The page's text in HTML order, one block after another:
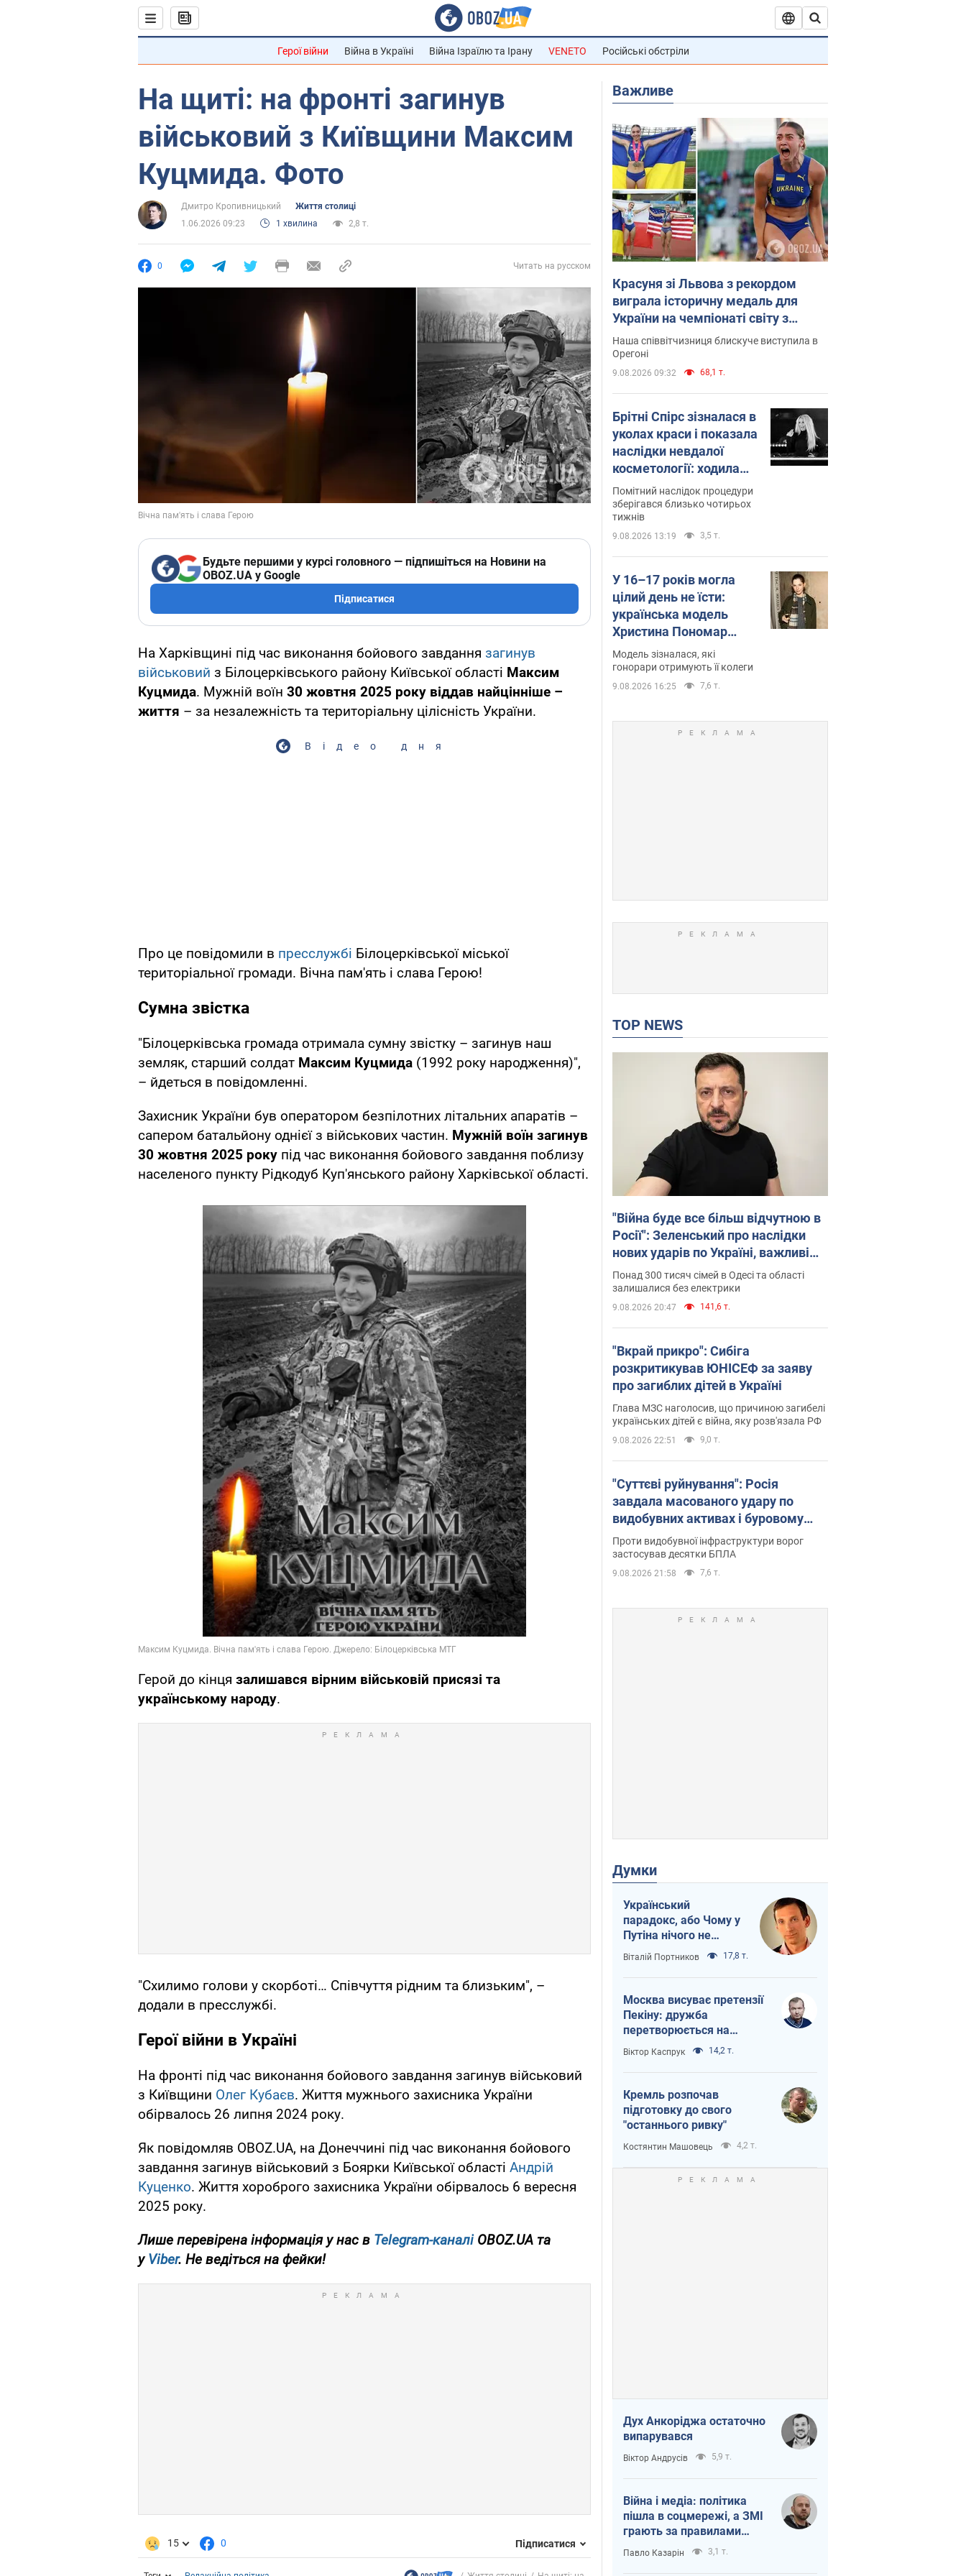
Герої війни Війна в Україні Війна Ізраїлю та Ірану VENETO Російські обстріли
На щиті: на фронті загинув
військовий з Київщини Максим
Куцмида. Фото
Дмитро Кропивницький
Життя столиці
1.06.2026 09:23
1 хвилина 2,8 т.
0 Читать на русском
Будьте першими у курсі головного — підпишіться на Новини на
OBOZ.UA у Google
Підписатися
На Харківщині під час виконання бойового завдання загинув
військовий з Білоцерківського району Київської області Максим
Куцмида. Мужній воїн 30 жовтня 2025 року віддав найцінніше –
життя – за незалежність та територіальну цілісність України.
Відео дня
Про це повідомили в пресслужбі Білоцерківської міської
територіальної громади. Вічна пам'ять і слава Герою!
Сумна звістка
"Білоцерківська громада отримала сумну звістку – загинув наш
земляк, старший солдат Максим Куцмида (1992 року народження)",
– йдеться в повідомленні.
Захисник України був оператором безпілотних літальних апаратів –
сапером батальйону однієї з військових частин. Мужній воїн загинув
30 жовтня 2025 року під час виконання бойового завдання поблизу
населеного пункту Рідкодуб Куп'янського району Харківської області.
Герой до кінця залишався вірним військовій присязі та
українському народу.
"Схилимо голови у скорботі… Співчуття рідним та близьким", –
додали в пресслужбі.
Герої війни в Україні
На фронті під час виконання бойового завдання загинув військовий
з Київщини Олег Кубаєв. Життя мужнього захисника України
обірвалось 26 липня 2024 року.
Як повідомляв OBOZ.UA, на Донеччині під час виконання бойового
завдання загинув військовий з Боярки Київської області Андрій
Куценко. Життя хороброго захисника України обірвалось 6 вересня
2025 року.
Лише перевірена інформація у нас в Telegram-каналіOBOZ.UA та
уViber. Не ведіться на фейки!
15 0 Підписатися
Важливе
Красуня зі Львова з рекордом
виграла історичну медаль для
України на чемпіонаті світу з
легкої атлетики U20. Відео
Наша співвітчизниця блискуче виступила в
Орегоні
9.08.2026 09:32 68,1 т.
Брітні Спірс зізналася в
уколах краси і показала
наслідки невдалої
косметології: ходила
так майже місяць
Помітний наслідок процедури
зберігався близько чотирьох
тижнів
9.08.2026 13:19 3,5 т.
У 16–17 років могла
цілий день не їсти:
українська модель
Христина Пономар
розповіла про страшний
бік модельної кар’єри
Модель зізналася, які
гонорари отримують її колеги
9.08.2026 16:25 7,6 т.
TOP NEWS
"Війна буде все більш відчутною в
Росії": Зеленський про наслідки
нових ударів по Україні, важливі
звіти й атаки по об'єктах ворога.
Відео
Понад 300 тисяч сімей в Одесі та області
залишалися без електрики
9.08.2026 20:47 141,6 т.
"Вкрай прикро": Сибіга
розкритикував ЮНІСЕФ за заяву
про загиблих дітей в Україні
Глава МЗС наголосив, що причиною загибелі
українських дітей є війна, яку розв'язала РФ
9.08.2026 22:51 9,0 т.
"Суттєві руйнування": Росія
завдала масованого удару по
видобувних активах і буровому
майданчику "Укрнафти"
Проти видобувної інфраструктури ворог
застосував десятки БПЛА
9.08.2026 21:58 7,6 т.
Думки
Український
парадокс, або Чому у
Путіна нічого не
вийшло з Україною
Віталій Портников 17,8 т.
Москва висуває претензії
Пекіну: дружба
перетворюється на
залежність Росії від
Китаю
Віктор Каспрук 14,2 т.
Кремль розпочав
підготовку до свого
"останнього ривку"
Костянтин Машовець 4,2 т.
Дух Анкоріджа остаточно
випарувався
Віктор Андрусів 5,9 т.
Війна і медіа: політика
пішла в соцмережі, а ЗМІ
грають за правилами
ютуб
Павло Казарін 3,1 т.